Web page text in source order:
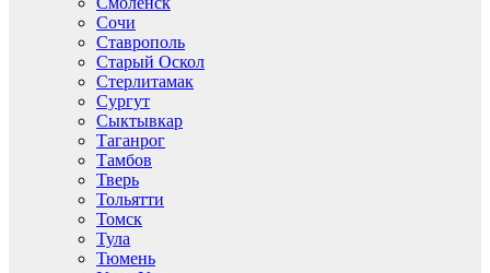
Сочи
Ставрополь
Старый Оскол
Стерлитамак
Сургут
Сыктывкар
Таганрог
Тамбов
Тверь
Тольятти
Томск
Тула
Тюмень